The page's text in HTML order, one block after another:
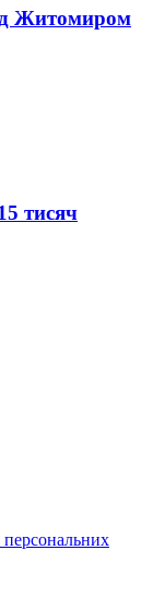
Житомиром
тисяч
персональних